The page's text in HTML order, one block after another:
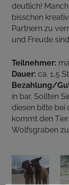
deutlich!
bisschen
Partnern zu
und Freude
Teilnehmer:
Dauer: ca. 1,5
Bezahlung/
in bar. Sollten
diesen bitte bei
kommt den
Wolfsgraben